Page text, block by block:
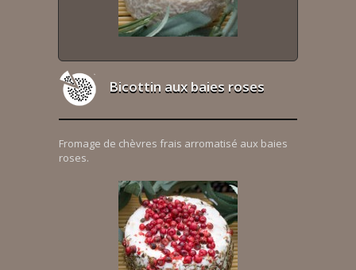
Bicottin aux baies roses
Fromage de chèvres frais arromatisé aux baies
roses.